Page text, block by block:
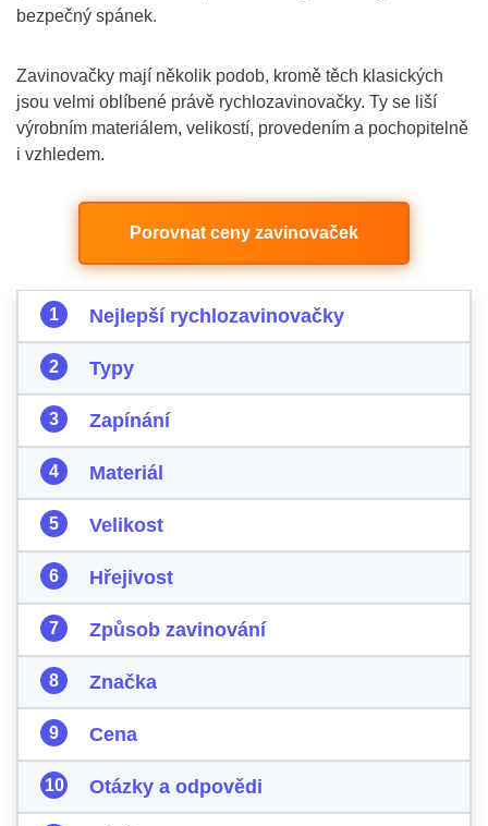
bezpečný spánek.
Zavinovačky mají několik podob, kromě těch klasických
jsou velmi oblíbené právě rychlozavinovačky. Ty se liší
výrobním materiálem, velikostí, provedením a pochopitelně
i vzhledem.
Porovnat ceny zavinovaček
Nejlepší rychlozavinovačky
Typy
Zapínání
Materiál
Velikost
Hřejivost
Způsob zavinování
Značka
Cena
Otázky a odpovědi